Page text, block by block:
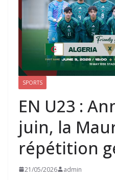
SPORTS
EN U23 :
juin, la
répétition
21/05/2026 admin